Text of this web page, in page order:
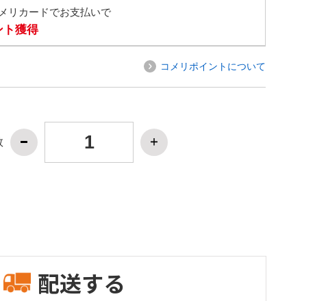
リカードでお支払いで
ト獲得
コメリポイントについて
配送する